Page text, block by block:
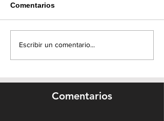
Comentarios
Escribir un comentario...
Comentarios